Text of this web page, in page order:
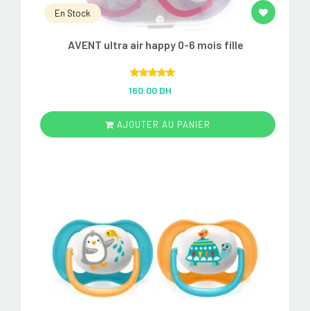
En Stock
AVENT ultra air happy 0-6 mois fille
out of 5
160.00 DH
AJOUTER AU PANIER